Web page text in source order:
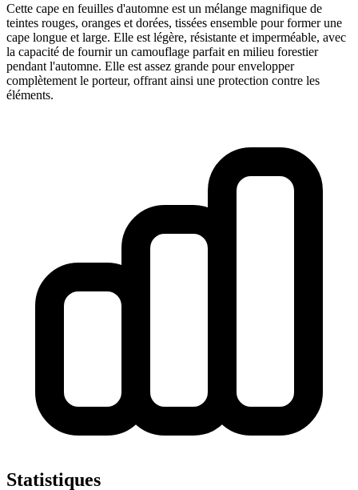
Cette cape en feuilles d'automne est un mélange magnifique de
teintes rouges, oranges et dorées, tissées ensemble pour former une
cape longue et large. Elle est légère, résistante et imperméable, avec
la capacité de fournir un camouflage parfait en milieu forestier
pendant l'automne. Elle est assez grande pour envelopper
complètement le porteur, offrant ainsi une protection contre les
éléments.
Statistiques